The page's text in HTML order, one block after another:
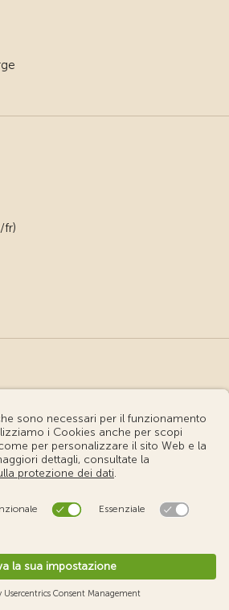
fr)
Club Svizzero
– Informazioni giuridiche
cookie